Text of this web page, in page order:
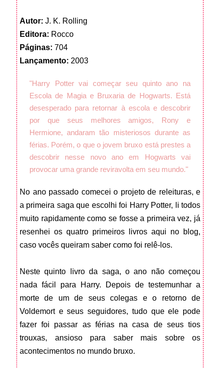
Autor: J. K. Rolling
Editora: Rocco
Páginas: 704
Lançamento: 2003
"Harry Potter vai começar seu quinto ano na
Escola de Magia e Bruxaria de Hogwarts. Está
desesperado para retornar à escola e descobrir
por que seus melhores amigos, Rony e
Hermione, andaram tão misteriosos durante as
férias. Porém, o que o jovem bruxo está prestes a
descobrir nesse novo ano em Hogwarts vai
provocar uma grande reviravolta em seu mundo."
No ano passado comecei o projeto de releituras, e
a primeira saga que escolhi foi Harry Potter, li todos
muito rapidamente como se fosse a primeira vez, já
resenhei os quatro primeiros livros aqui no blog,
caso vocês queiram saber como foi relê-los.
Neste quinto livro da saga, o ano não começou
nada fácil para Harry. Depois de testemunhar a
morte de um de seus colegas e o retorno de
Voldemort e seus seguidores, tudo que ele pode
fazer foi passar as férias na casa de seus tios
trouxas, ansioso para saber mais sobre os
acontecimentos no mundo bruxo.